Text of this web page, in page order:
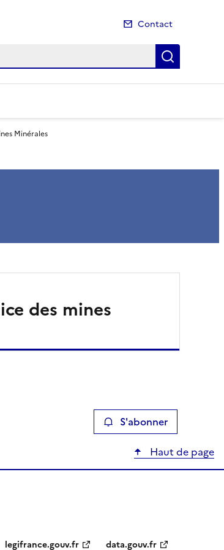
Contact
Minérales
des mines
S'abonner
Haut de page
legifrance.gouv.fr data.gouv.fr